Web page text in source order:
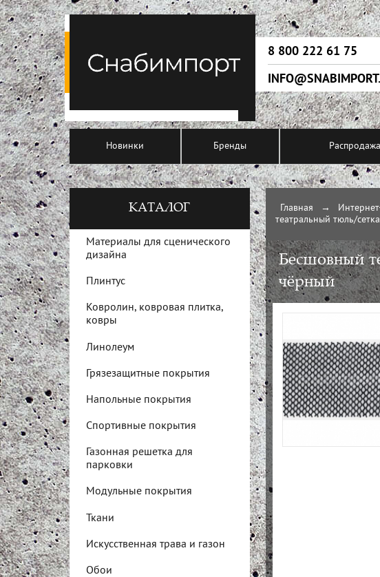
8 800 222 61 75
Новинки Бренды Распродажа
Главная →
театральный тюль/
Бесшовный
чёрный
КАТАЛОГ
Материалы для сценического
дизайна
Плинтус
Ковролин, ковровая плитка,
ковры
Линолеум
Грязезащитные покрытия
Напольные покрытия
Спортивные покрытия
Газонная решетка для
парковки
Модульные покрытия
Ткани
Искусственная трава и газон
Обои